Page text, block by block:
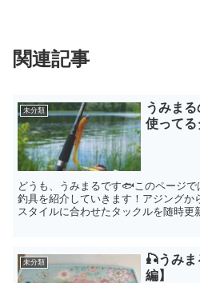
関連記事
未分類
うみま
使ってる
どうも、うみまるです🐟このページ
釣具を紹介していきます！アジングか
未分類
🎣うみ
編】